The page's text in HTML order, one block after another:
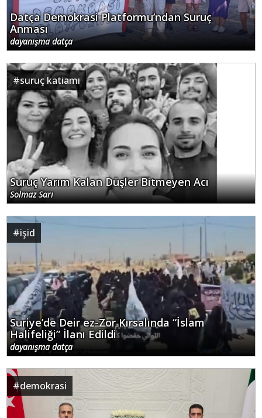
Datça Demokrasi Platformu’ndan Suruç
Anması
dayanışma datça
#suruç katiamı
Suruç Yarım Kalan Düşler Bitmeyen Acı
Solmaz Sarı
#işid
Suriye’de Deir ez-Zor Kırsalında “İslam
Halifeliği” İlanı Edildi
dayanışma datça
#demokrasi